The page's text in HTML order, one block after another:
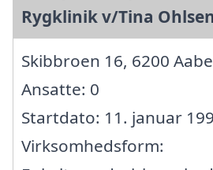
Rygklinik v/Tina Ohlsen
Skibbroen 16, 6200
Ansatte: 0
Startdato: 11. januar
Virksomhedsform: